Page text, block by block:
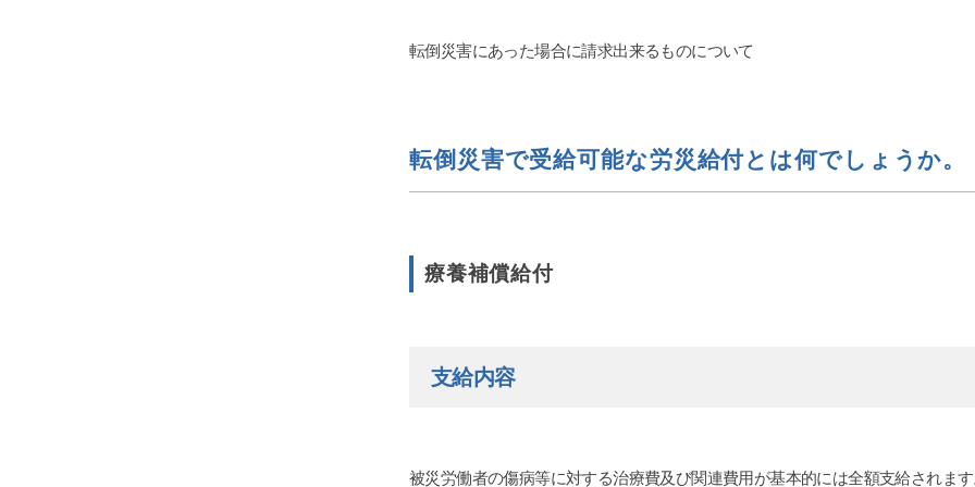
転倒災害にあった場合に請求出来るものについて
転倒災害で受給可能な労災給付とは何でしょうか。
療養補償給付
支給内容
被災労働者の傷病等に対する治療費及び関連費用が基本的には全額支給されま